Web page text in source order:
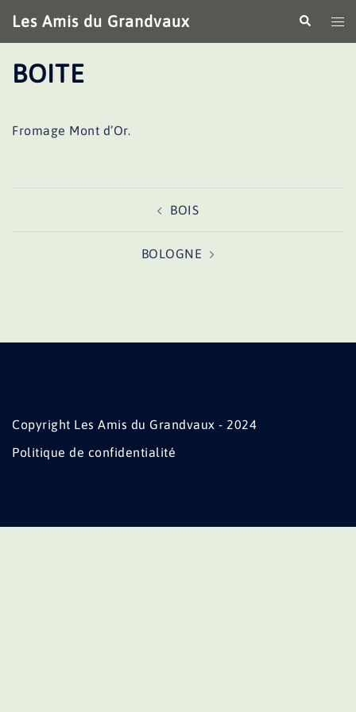
au
contenu
Les Amis du Grandvaux
le
BOITE
Fromage Mont d’Or.
BOIS
BOLOGNE
Copyright Les Amis du Grandvaux - 2024
Politique de confidentialité